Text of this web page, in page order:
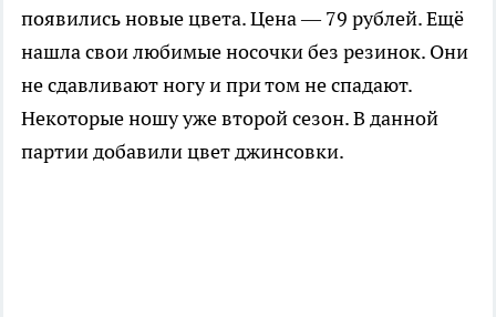
появились новые цвета. Цена — 79 рублей. Ещё
нашла свои любимые носочки без резинок. Они
не сдавливают ногу и при том не спадают.
Некоторые ношу уже второй сезон. В данной
партии добавили цвет джинсовки.